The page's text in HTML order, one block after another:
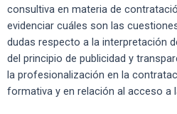
consultiva en materia de
evidenciar cuáles son las
dudas respecto a la interpretación
del principio de publicidad y
la profesionalización en la
formativa y en relación al acceso a